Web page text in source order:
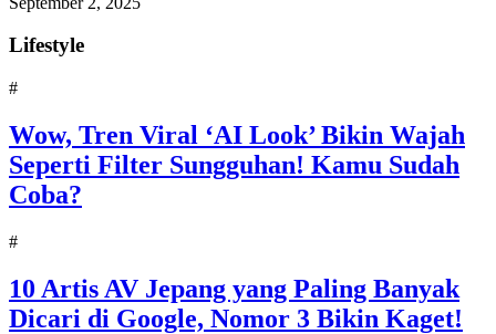
Lifestyle
#
Wow, Tren Viral ‘AI Look’ Bikin Wajah
Seperti Filter Sungguhan! Kamu Sudah
Coba?
#
10 Artis AV Jepang yang Paling Banyak
Dicari di Google, Nomor 3 Bikin Kaget!